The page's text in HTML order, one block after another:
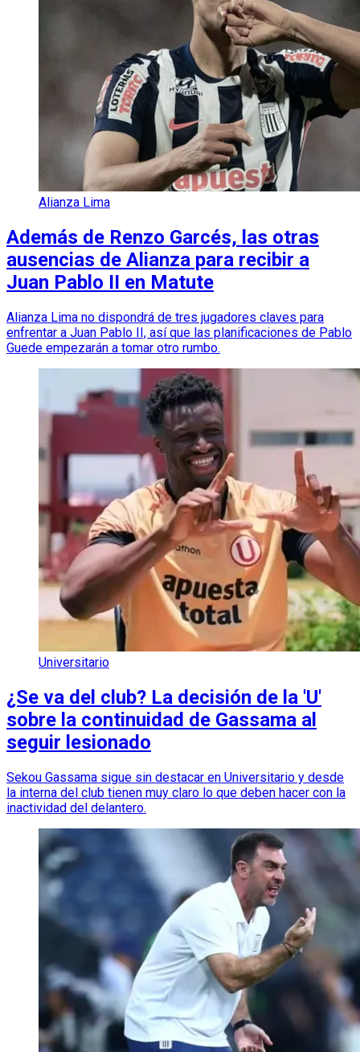
Alianza Lima
Además de Renzo Garcés, las otras
ausencias de Alianza para recibir a
Juan Pablo II en Matute
Alianza Lima no dispondrá de tres jugadores claves para
enfrentar a Juan Pablo II, así que las planificaciones de Pablo
Guede empezarán a tomar otro rumbo.
Universitario
¿Se va del club? La decisión de la 'U'
sobre la continuidad de Gassama al
seguir lesionado
Sekou Gassama sigue sin destacar en Universitario y desde
la interna del club tienen muy claro lo que deben hacer con la
inactividad del delantero.